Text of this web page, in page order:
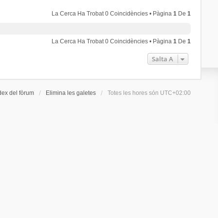
La Cerca Ha Trobat 0 Coincidències • Pàgina1 De1
La Cerca Ha Trobat 0 Coincidències • Pàgina1 De1
Salta A
del fòrum Elimina les galetes Totes les hores són UTC+02:00